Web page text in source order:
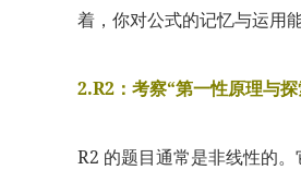
着，你对公式的记忆与运用
2.R2：考察“第一性原理与
R2 的题目通常是非线性的